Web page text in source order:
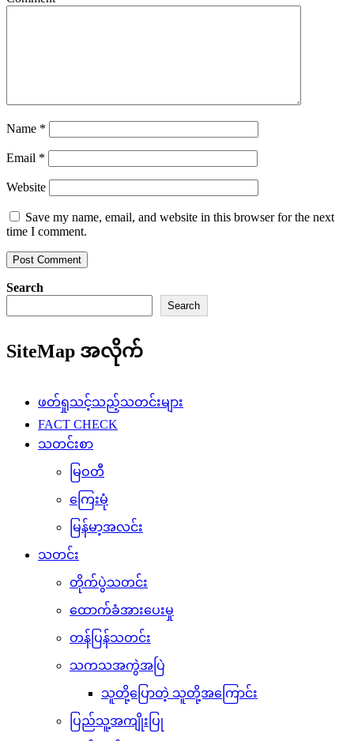
Name *
Email *
Website
Save my name, email, and website in this browser for the next
time I comment.
Search
Search
SiteMap အလိုက်
ဖတ်ရှုသင့်သည့်သတင်းများ
FACT CHECK
သတင်းစာ
မြဝတီ
ကြေးမုံ
မြန်မာ့အလင်း
သတင်း
တိုက်ပွဲသတင်း
ထောက်ခံအားပေးမှု
တန်ပြန်သတင်း
သကသအကွဲအပြဲ
သူတို့ပြောတဲ့ သူတို့အကြောင်း
ပြည်သူ့အကျိုးပြု